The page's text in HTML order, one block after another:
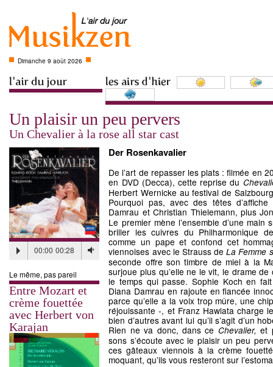
Dimanche 9 août 2026
Un plaisir un peu pervers
Un Chevalier à la rose all star cast
00:00 00:28
Le même, pas pareil
Entre Mozart et
crème fouettée
avec Herbert von
Karajan
Der Rosenkavalier
De l’art de repasser les plats : filmée en
en DVD (Decca), cette reprise du
Herbert Wernicke au festival de
Pourquoi pas, avec des têtes
Damrau et Christian Thielemann, plus
Le premier mène l’ensemble d’une
briller les cuivres du Philharmonique
comme un pape et confond cet
viennoises avec le Strauss deLa Femme
seconde offre son timbre de miel à la
surjoue plus qu’elle ne le vit, le drame
le temps qui passe. Sophie Koch en
Diana Damrau en rajoute en fiancée
parce qu’elle a la voix trop mûre, une
réjouissante -, et Franz Hawlata charge
bien d’autres avant lui qu’il s’agit d’un
Rien ne va donc, dans ce Chevalier, et
sons s’écoute avec le plaisir un peu
ces gâteaux viennois à la crème
moquant, qu’ils vous resteront sur